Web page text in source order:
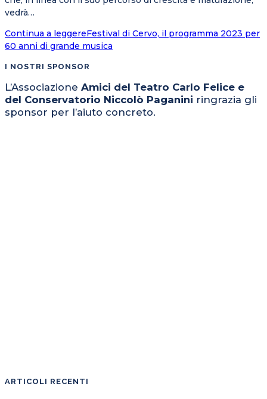
vedrà…
Continua a leggereFestival di Cervo, il programma 2023 per
60 anni di grande musica
I NOSTRI SPONSOR
L’Associazione Amici del Teatro Carlo Felice e
del Conservatorio Niccolò Paganini ringrazia gli
sponsor per l’aiuto concreto.
ARTICOLI RECENTI